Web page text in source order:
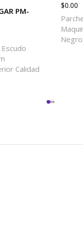
PM-
Calidad
$0.00